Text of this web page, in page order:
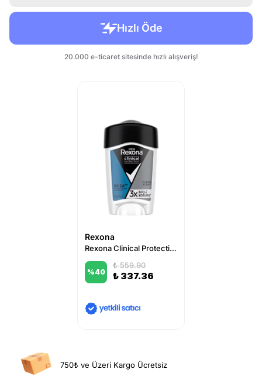
Rexona
Rexona Clinical Protection Clean Erkek Stick Deodorant 45 ml
%40
₺ 559.90
₺ 337.36
750₺ ve Üzeri Kargo Ücretsiz